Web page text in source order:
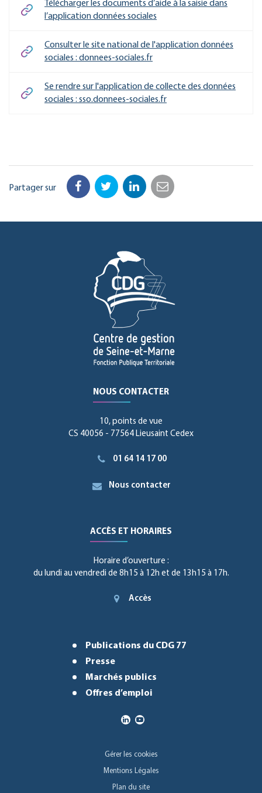
Télécharger les documents d’aide à la saisie dans
l’application données sociales
Consulter le site national de l'application données
sociales : donnees-sociales.fr
Se rendre sur l'application de collecte des données
sociales : sso.donnees-sociales.fr
Partager sur Facebook
TwitterLinkedIn
Email
NOUS CONTACTER
10, points de vue
CS 40056 - 77564 Lieusaint Cedex
01 64 14 17 00
Nous contacter
ACCÈS ET HORAIRES
Horaire d’ouverture :
du lundi au vendredi de 8h15 à 12h et de 13h15 à 17h.
Accès
Publications du CDG 77
Presse
Marchés publics
Offres d’emploi
Gérer les cookies
Mentions Légales
Plan du site